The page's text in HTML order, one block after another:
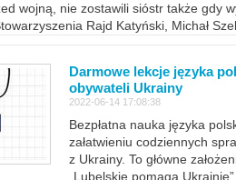
wojną, nie zostawili sióstr także gdy
Rajd Katyński, Michał
Darmowe lekcje języka
obywateli Ukrainy
2022-06-14 17:08:38
Bezpłatna nauka języka
załatwieniu codziennych
z Ukrainy. To główne
„Lubelskie pomaga